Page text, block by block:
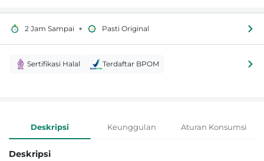
2 Jam Sampai • Pasti Original
Sertifikasi Halal Terdaftar BPOM
Informasi Produk
Deskripsi Keunggulan Aturan Konsumsi
Deskripsi